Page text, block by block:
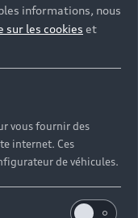
informations, nous
sur les cookies et
vous fournir des
internet. Ces
de véhicules.